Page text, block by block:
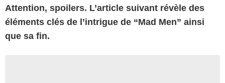
Attention, spoilers. L’article suivant révèle des
éléments clés de l’intrigue de “Mad Men” ainsi
que sa fin.